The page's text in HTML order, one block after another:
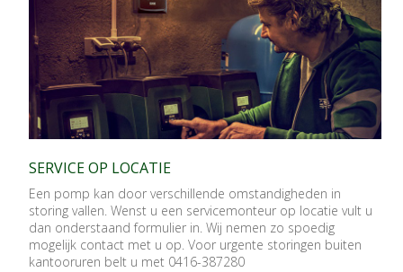
SERVICE OP LOCATIE
Een pomp kan door verschillende omstandigheden in
storing vallen. Wenst u een servicemonteur op locatie vult u
dan onderstaand formulier in. Wij nemen zo spoedig
mogelijk contact met u op. Voor urgente storingen buiten
kantooruren belt u met 0416-387280